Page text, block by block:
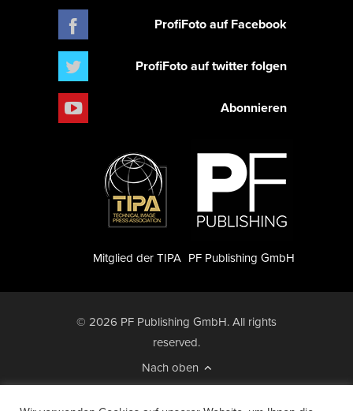
ProfiFoto auf Facebook
ProfiFoto auf twitter folgen
Abonnieren
PF Publishing GmbH
Mitglied der TIPA
© 2026 PF Publishing GmbH. All rights
reserved.
Nach oben